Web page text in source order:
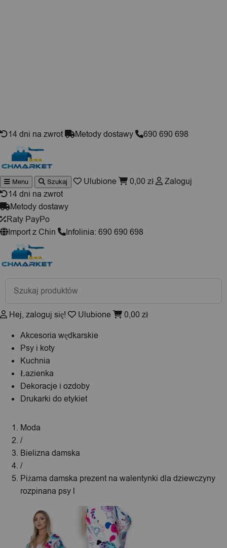
14 dni na zwrot Metody dostawy 690 690 698
Wyszukiwarka
produktów
Menu Szukaj Ulubione 0,00 zł
Zaloguj
14 dni na zwrot
Metody dostawy
Raty PayPo
Import z Chin
Infolinia: 690 690 698
Wyszukiwarka
produktów
Hej, zaloguj się! Ulubione 0,00 zł
Akcesoria wędkarskie
Psy i koty
Kuchnia
Łazienka
Dekoracje i ozdoby
Drukarki do etykiet
Moda
/
Bielizna damska
/
Piżama damska prezent na walentynki dla dziewczyny
rozpinana psy l